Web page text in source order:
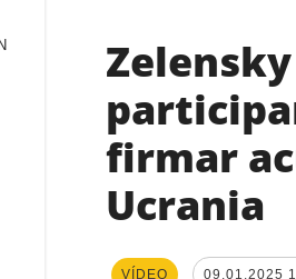
LAS
defirmar
Ucrania
VÍDEO 09.01.2025